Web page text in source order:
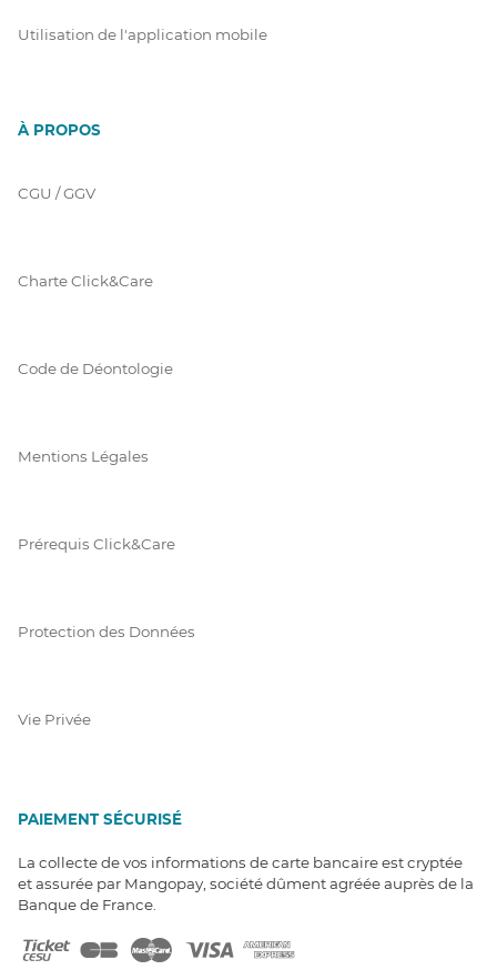
Utilisation de l'application mobile
À PROPOS
CGU / GGV
Charte Click&Care
Code de Déontologie
Mentions Légales
Prérequis Click&Care
Protection des Données
Vie Privée
PAIEMENT SÉCURISÉ
La collecte de vos informations de carte bancaire est cryptée
et assurée par Mangopay, société dûment agréée auprès de la
Banque de France.